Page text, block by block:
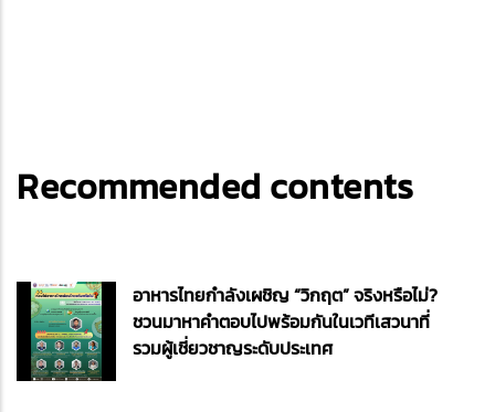
Recommended contents
อาหารไทยกำลังเผชิญ “วิกฤต” จริงหรือไม่?
ชวนมาหาคำตอบไปพร้อมกันในเวทีเสวนาที่
รวมผู้เชี่ยวชาญระดับประเทศ